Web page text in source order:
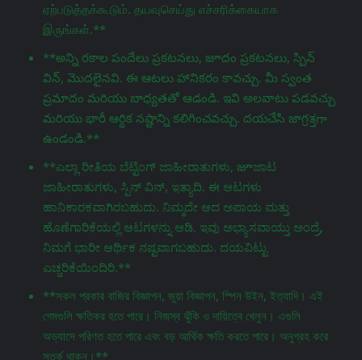
ஏற்படுத்தக்கூடும். தயவுசெய்து எச்சரிக்கையாக
இருங்கள்.**
**అన్ని రకాల పందేలు ప్రకటనలు, జూదం ప్రకటనలు, స్పిన్
విన్, మొదలైనవి. ఈ ఆటలు హానికరం కావచ్చు. మీ స్వంత
ప్రమాదం మరియు బాధ్యతతో ఆడండి. ఇవి అలవాటు పడవచ్చు
మరియు భారీ ఆర్థిక నష్టాన్ని కలిగించవచ్చు. దయచేసి జాగ్రತ್ತగా
ఉండండి.**
**ಎಲ್ಲಾ ರೀತಿಯ ಬೆಟ್ಟಿಂಗ್ ಜಾಹೀರಾತುಗಳು, జూಜಾಟ
ಜಾಹೀರಾತುಗಳು, ಸ್ಪಿನ್ ವಿನ್, ಇತ್ಯಾದಿ. ಈ ಆಟಗಳು
ಹಾನಿಕಾರಕವಾಗಿರಬಹುದು. ನಿಮ್ಮದೇ ಆದ ಅಪಾಯ ಮತ್ತು
ಹೊಣೆಗಾರಿಕೆಯಲ್ಲಿ ಆಟಗಳನ್ನು ಆಡಿ. ಇವು ಅಭ್ಯಾಸವಾಯ್ತು ಅಂದ್ರೆ,
ನಿಮಗೆ ಭಾರೀ ಆರ್ಥಿಕ ನಷ್ಟವಾಗಬಹುದು. ದಯವಿಟ್ಟು
ಎಚ್ಚರಿಕೆಯಿಂದಿರಿ.**
**সকল প্রকার বাজির বিজ্ঞাপন, জুয়া বিজ্ঞাপন, স্পিন উইন, ইত্যাদি। এই
গেমগুলি ক্ষতিকর হতে পারে। নিজস্ব ঝুঁকি ও দায়িত্বে খেলুন। এগুলি
অভ্যাসে পরিণত হতে পারে এবং বড় আর্থিক ক্ষতি করতে পারে। অনুগ্রহ করে
সতর্ক থাকুন।**